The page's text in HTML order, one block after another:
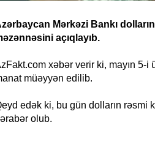
Mərkəzi Bankı
açıqlayıb.
xəbər verir ki, mayın 5-i
müəyyən edilib.
edək ki, bu gün dolların rəsmi
olub.